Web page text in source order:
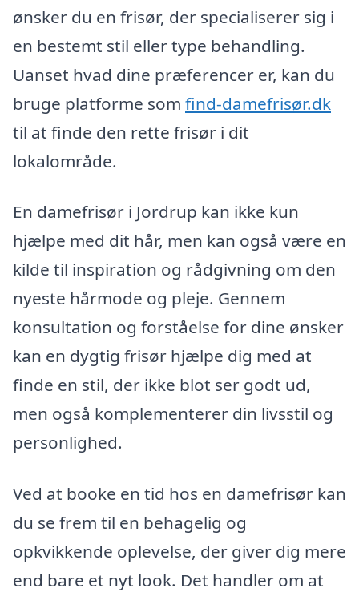
ønsker du en frisør, der specialiserer sig i
en bestemt stil eller type behandling.
Uanset hvad dine præferencer er, kan du
bruge platforme som find-damefrisør.dk
til at finde den rette frisør i dit
lokalområde.
En damefrisør i Jordrup kan ikke kun
hjælpe med dit hår, men kan også være en
kilde til inspiration og rådgivning om den
nyeste hårmode og pleje. Gennem
konsultation og forståelse for dine ønsker
kan en dygtig frisør hjælpe dig med at
finde en stil, der ikke blot ser godt ud,
men også komplementerer din livsstil og
personlighed.
Ved at booke en tid hos en damefrisør kan
du se frem til en behagelig og
opkvikkende oplevelse, der giver dig mere
end bare et nyt look. Det handler om at